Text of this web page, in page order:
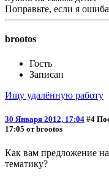
Поправьте, если я
brootos
Гость
Записан
Ищу удалённую работу
30 Января 2012, 17:04 #4
17:05 от brootos
Как вам предложение
тематику?